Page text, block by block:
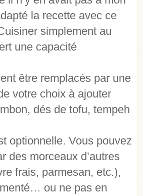
la recette avec ce
simplement au
une capacité
être remplacés par une
votre choix à ajouter
dés de tofu, tempeh
optionnelle. Vous pouvez
des morceaux d’autres
frais, parmesan, etc.),
ou ne pas en